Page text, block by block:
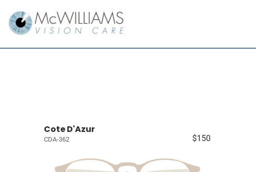
Cote D'Azur
CDA-362 $150